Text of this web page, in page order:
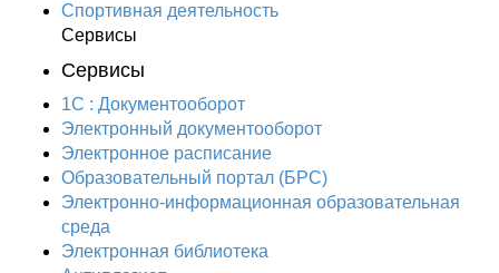
Спортивная деятельность
Сервисы
Сервисы
1С : Документооборот
Электронный документооборот
Электронное расписание
Образовательный портал (БРС)
Электронно-информационная образовательная
среда
Электронная библиотека